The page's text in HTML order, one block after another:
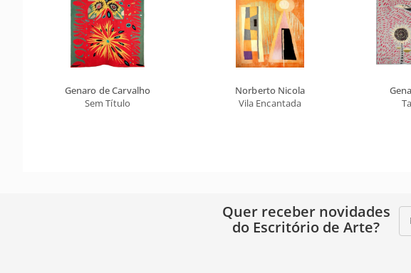
Genaro de Carvalho
Sem Título
Norberto Nicola
Vila Encantada
Quer receber novidades
do Escritório de Arte?